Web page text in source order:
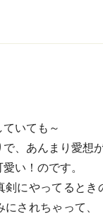
いても～
、あんまり愛想
い！のです。
剣にやってるとき
にされちゃって、